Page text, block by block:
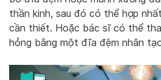
thần kinh, sau đó có thể hợp
cần thiết. Hoặc bác sĩ có thể
hỏng bằng một đĩa đệm nhân